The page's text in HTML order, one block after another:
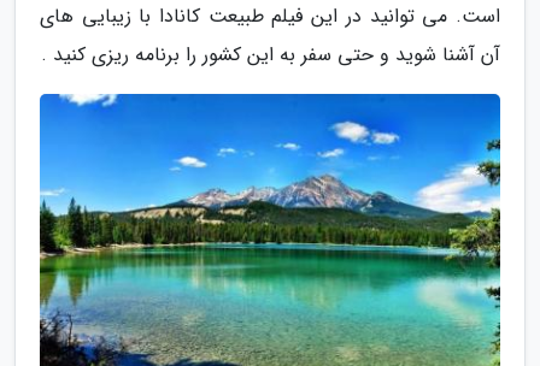
است. می توانید در این فیلم طبیعت کانادا با زیبایی های
آن آشنا شوید و حتی سفر به این کشور را برنامه ریزی کنید .